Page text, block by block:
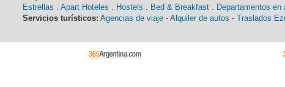
Estrellas . Apart Hoteles . Hostels . Bed & Breakfast . Departamentos en
Servicios turísticos: Agencias de viaje - Alquiler de autos - Traslados